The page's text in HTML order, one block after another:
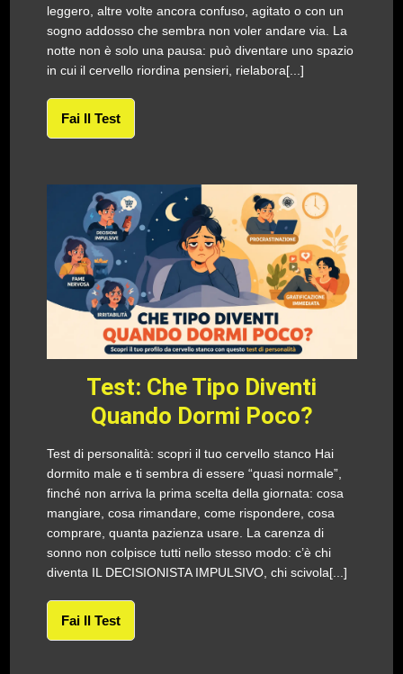
leggero, altre volte ancora confuso, agitato o con un
sogno addosso che sembra non voler andare via. La
notte non è solo una pausa: può diventare uno spazio
in cui il cervello riordina pensieri, rielabora[...]
Fai Il Test
Test: Che Tipo Diventi
Quando Dormi Poco?
Test di personalità: scopri il tuo cervello stanco Hai
dormito male e ti sembra di essere “quasi normale”,
finché non arriva la prima scelta della giornata: cosa
mangiare, cosa rimandare, come rispondere, cosa
comprare, quanta pazienza usare. La carenza di
sonno non colpisce tutti nello stesso modo: c’è chi
diventa IL DECISIONISTA IMPULSIVO, chi scivola[...]
Fai Il Test